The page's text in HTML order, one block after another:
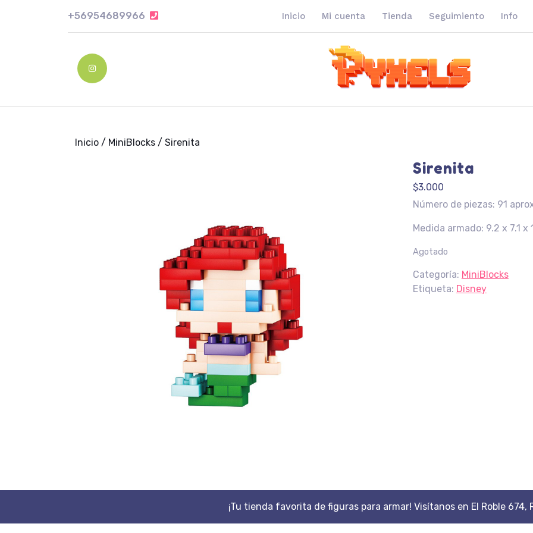
+56954689966 +56954689966 Inicio Mi cuenta Tienda Seguimiento Info
Instagram
Inicio / MiniBlocks / Sirenita
Sirenita
$3.000
Número de piezas: 91
Medida armado: 9.2 x 7.1 x
Agotado
Categoría: MiniBlocks
Etiqueta: Disney
¡Tu tienda favorita de figuras para armar! Visítanos en El Roble 674,